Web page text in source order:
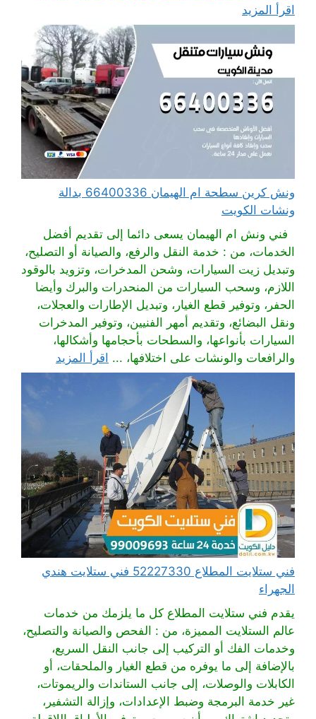
اقرأ المزيد
ونش كرين سطحة ام الهيمان 66400336 بدالة
ونشات الكويت
فني ونش ام الهيمان يسعى دائما إلى تقديم أفضل
الخدمات، من : خدمة النقل والرفع، والصيانة أو التصليح،
وتبديل زيت السيارات، وشحن المدخرات، وتزويد بالوقود
اللازم، وسحب السيارات من المنحدرات والبرك وأيضا
الحفر، وتوفير قطع الغيار، وتبديل الإطارات والعجلات،
ونقل البضائع، وتقديم أمهر الفنيين، وتوفير المدخرات
السيارات بأنواعها، والسطحات بأحجامها وأشكالها،
والرافعات والونشات على اختلافها، ... اقرأ المزيد
فني ستلايت المطلاع 52227330 فني ستلايت هندي
الجهراء
يقدم فني ستلايت المطلاع كل ما يلزمك من خدمات
عالم الستلايت المميزة، من : الفحص والصيانة والتصليح،
وخدمات الفك أو التركيب إلى جانب النقل السريع،
بالإضافة إلى ما يوفره من قطع الغيار والملحقات، أو
الكابلات والوصلات، إلى جانب الستاندات والريموتات،
غير خدمة البرمجة وضبط الإعدادات، وإزالة التشفير،